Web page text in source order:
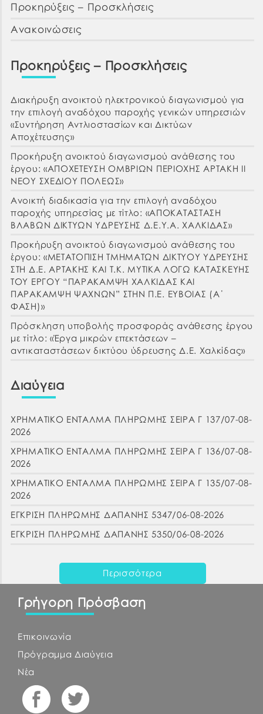
Προκηρύξεις – Προσκλήσεις
Ανακοινώσεις
Προκηρύξεις – Προσκλήσεις
Διακήρυξη ανοικτού ηλεκτρονικού διαγωνισμού για
την επιλογή αναδόχου παροχής γενικών υπηρεσιών
«Συντήρηση Αντλιοστασίων και Δικτύων
Αποχέτευσης»
Προκήρυξη ανοικτού διαγωνισμού ανάθεσης του
έργου: «ΑΠΟΧΕΤΕΥΣΗ ΟΜΒΡΙΩΝ ΠΕΡΙΟΧΗΣ ΑΡΤΑΚΗ ΙΙ
ΝΕΟΥ ΣΧΕΔΙΟΥ ΠΟΛΕΩΣ»
Ανοικτή διαδικασία για την επιλογή αναδόχου
παροχής υπηρεσίας με τίτλο: «ΑΠΟΚΑΤΑΣΤΑΣΗ
ΒΛΑΒΩΝ ΔΙΚΤΥΩΝ ΥΔΡΕΥΣΗΣ Δ.Ε.Υ.Α. ΧΑΛΚΙΔΑΣ»
Προκήρυξη ανοικτού διαγωνισμού ανάθεσης του
έργου: «ΜΕΤΑΤΟΠΙΣΗ ΤΜΗΜΑΤΩΝ ΔΙΚΤΥΟΥ ΥΔΡΕΥΣΗΣ
ΣΤΗ Δ.Ε. ΑΡΤΑΚΗΣ ΚΑΙ Τ.Κ. ΜΥΤΙΚΑ ΛΟΓΩ ΚΑΤΑΣΚΕΥΗΣ
ΤΟΥ ΕΡΓΟΥ “ΠΑΡΑΚΑΜΨΗ ΧΑΛΚΙΔΑΣ ΚΑΙ
ΠΑΡΑΚΑΜΨΗ ΨΑΧΝΩΝ” ΣΤΗΝ Π.Ε. ΕΥΒΟΙΑΣ (Α΄
ΦΑΣΗ)»
Πρόσκληση υποβολής προσφοράς ανάθεσης έργου
με τίτλο: «Έργα μικρών επεκτάσεων –
αντικαταστάσεων δικτύου ύδρευσης Δ.Ε. Χαλκίδας»
Διαύγεια
ΧΡΗΜΑΤΙΚΟ ΕΝΤΑΛΜΑ ΠΛΗΡΩΜΗΣ ΣΕΙΡΑ Γ 137/07-08-
2026
ΧΡΗΜΑΤΙΚΟ ΕΝΤΑΛΜΑ ΠΛΗΡΩΜΗΣ ΣΕΙΡΑ Γ 136/07-08-
2026
ΧΡΗΜΑΤΙΚΟ ΕΝΤΑΛΜΑ ΠΛΗΡΩΜΗΣ ΣΕΙΡΑ Γ 135/07-08-
2026
ΕΓΚΡΙΣΗ ΠΛΗΡΩΜΗΣ ΔΑΠΑΝΗΣ 5347/06-08-2026
ΕΓΚΡΙΣΗ ΠΛΗΡΩΜΗΣ ΔΑΠΑΝΗΣ 5350/06-08-2026
Περισσότερα
Γρήγορη Πρόσβαση
Επικοινωνία
Πρόγραμμα Διαύγεια
Νέα